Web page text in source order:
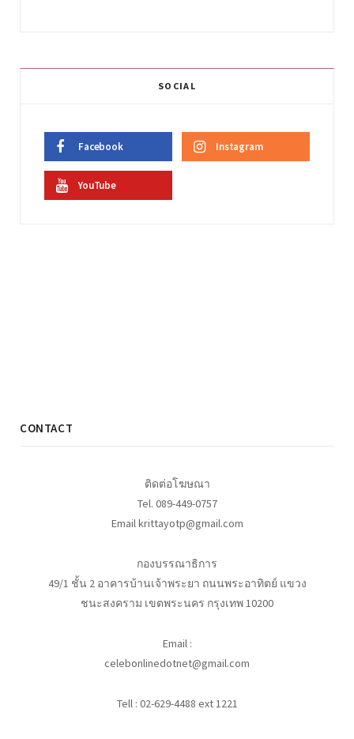
SOCIAL
Facebook Instagram
YouTube
CONTACT
ติดต่อโฆษณา
Tel. 089-449-0757
Email krittayotp@gmail.com
กองบรรณาธิการ
49/1 ชั้น 2 อาคารบ้านเจ้าพระยา ถนนพระอาทิตย์ แขวง
ชนะสงคราม เขตพระนคร กรุงเทพ 10200
Email :
celebonlinedotnet@gmail.com
Tell : 02-629-4488 ext 1221